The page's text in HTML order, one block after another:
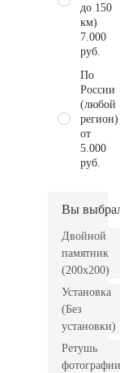
до 150
км)
7.000
руб.
По
России
(любой
регион)
от
5.000
руб.
Вы
Двойной
памятник
(200х200)
Установка
(Без
установки)
Ретушь
фотографии